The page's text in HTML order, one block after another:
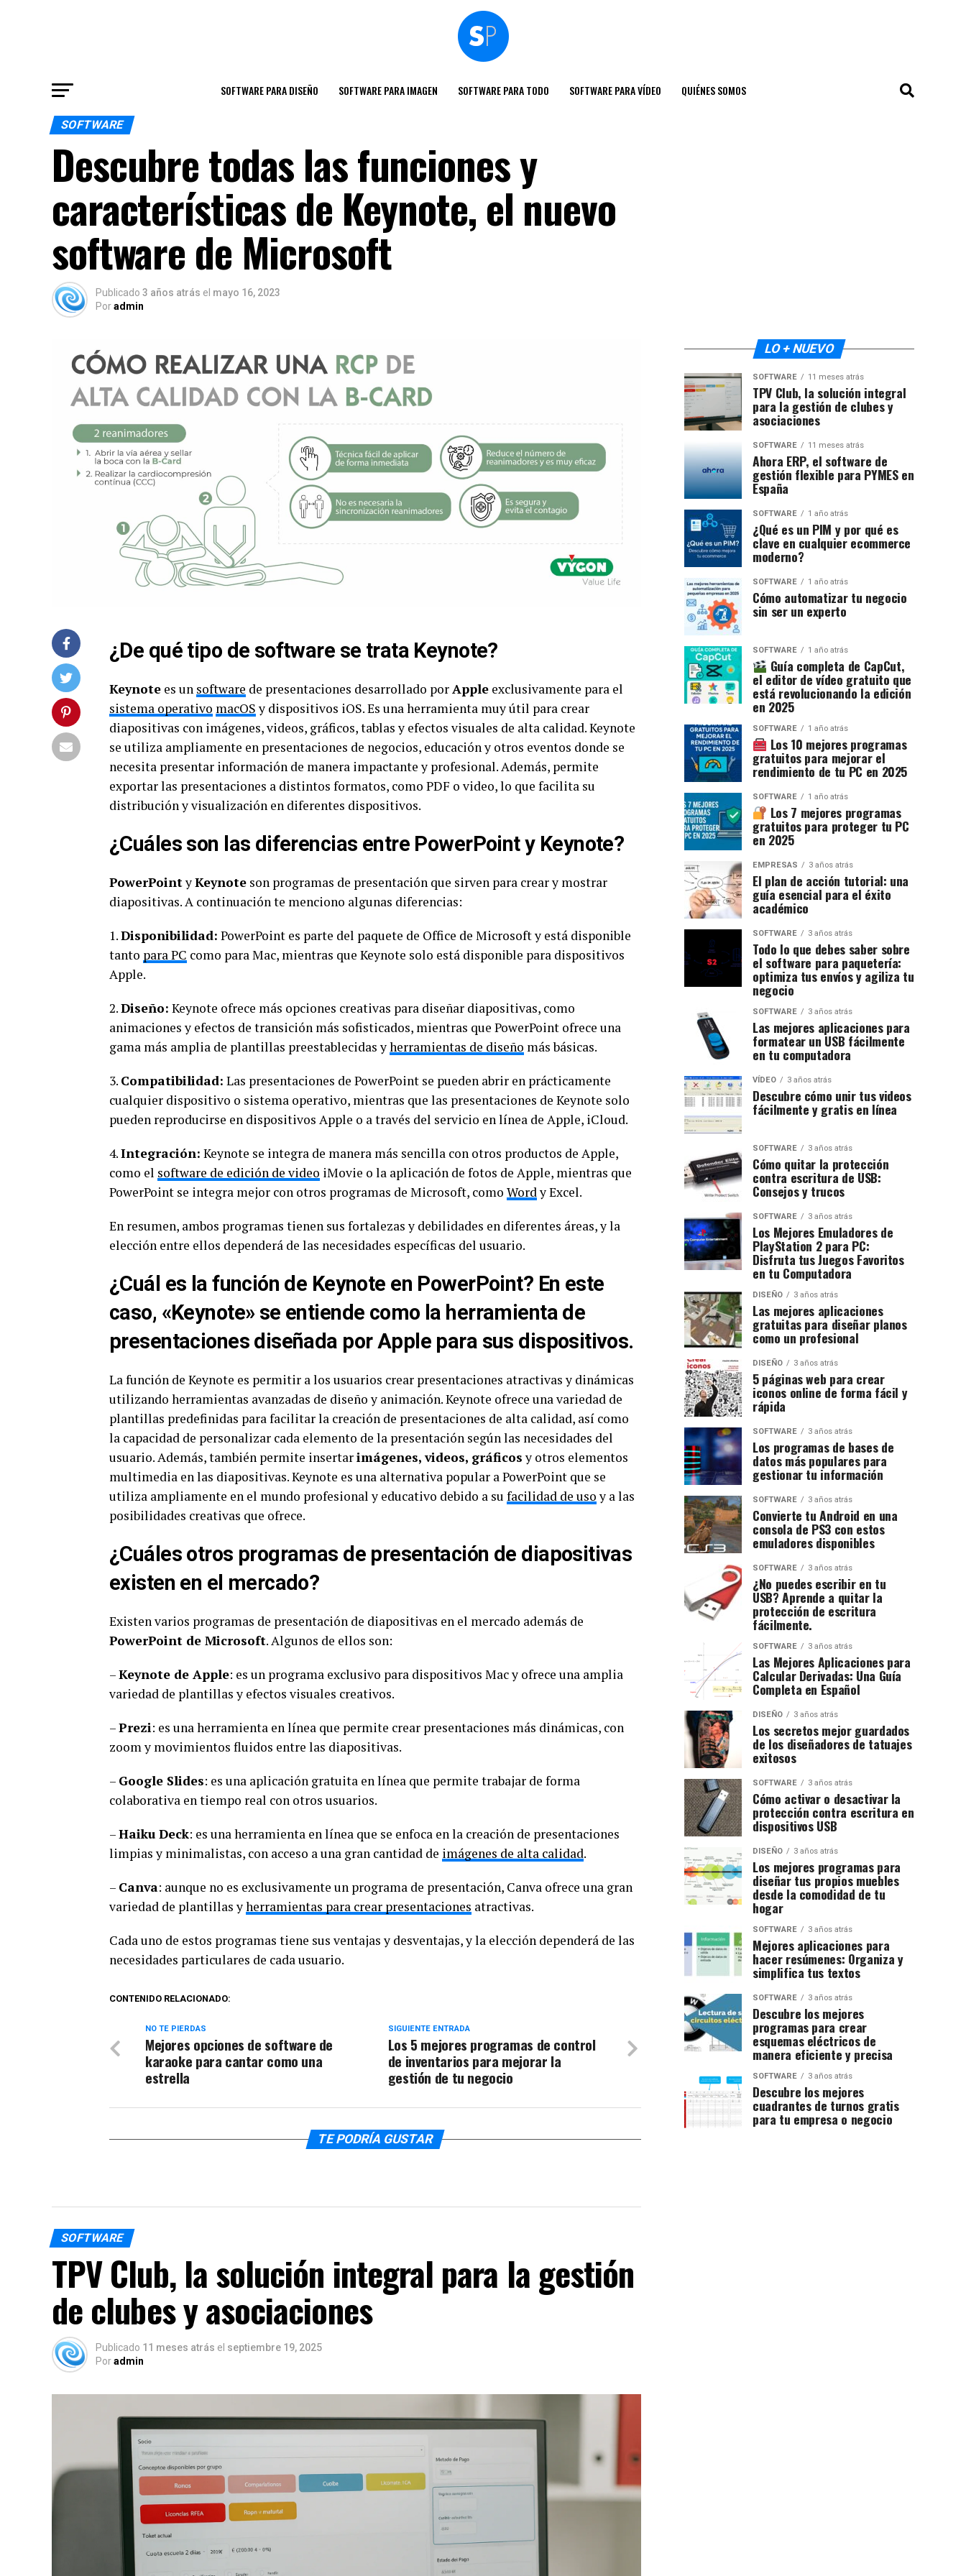
SOFTWARE PARA DISEÑO SOFTWARE PARA IMAGEN SOFTWARE PARA TODO SOFTWARE PARA VÍDEO QUIÉNES SOMOS
SOFTWARE
Descubre todas las funciones y
características de Keynote, el nuevo
software de Microsoft
Publicado 3 años atrás el mayo 16, 2023
Poradmin
¿De qué tipo de software se trata Keynote?
Keynote es un software de presentaciones desarrollado porApple exclusivamente para el
sistema operativo macOSy dispositivos iOS. Es una herramienta muy útil para crear
diapositivas con imágenes, videos, gráficos, tablas y efectos visuales de alta calidad. Keynote
se utiliza ampliamente en presentaciones de negocios, educación y otros eventos donde se
necesita presentar información de manera impactante y profesional. Además, permite
exportar las presentaciones a distintos formatos, como PDF o video, lo que facilita su
distribución y visualización en diferentes dispositivos.
¿Cuáles son las diferencias entre PowerPoint y Keynote?
PowerPointyKeynote son programas de presentación que sirven para crear y mostrar
diapositivas. A continuación te menciono algunas diferencias:
1.Disponibilidad: PowerPoint es parte del paquete de Office de Microsoft y está disponible
tanto para PC como para Mac, mientras que Keynote solo está disponible para dispositivos
Apple.
2.Diseño: Keynote ofrece más opciones creativas para diseñar diapositivas, como
animaciones y efectos de transición más sofisticados, mientras que PowerPoint ofrece una
gama más amplia de plantillas preestablecidas yherramientas de diseño más básicas.
3. Compatibilidad: Las presentaciones de PowerPoint se pueden abrir en prácticamente
cualquier dispositivo o sistema operativo, mientras que las presentaciones de Keynote solo
pueden reproducirse en dispositivos Apple o a través del servicio en línea de Apple, iCloud.
4.Integración: Keynote se integra de manera más sencilla con otros productos de Apple,
como el software de edición de video iMovie o la aplicación de fotos de Apple, mientras que
PowerPoint se integra mejor con otros programas de Microsoft, como Wordy Excel.
En resumen, ambos programas tienen sus fortalezas y debilidades en diferentes áreas, y la
elección entre ellos dependerá de las necesidades específicas del usuario.
¿Cuál es la función de Keynote en PowerPoint? En este
caso, «Keynote» se entiende como la herramienta de
presentaciones diseñada por Apple para sus dispositivos.
La función de Keynote es permitir a los usuarios crear presentaciones atractivas y dinámicas
utilizando herramientas avanzadas de diseño y animación. Keynote ofrece una variedad de
plantillas predefinidas para facilitar la creación de presentaciones de alta calidad, así como
la capacidad de personalizar cada elemento de la presentación según las necesidades del
usuario. Además, también permite insertarimágenes, videos, gráficosy otros elementos
multimedia en las diapositivas. Keynote es una alternativa popular a PowerPoint que se
utiliza ampliamente en el mundo profesional y educativo debido a su facilidad de usoy a las
posibilidades creativas que ofrece.
¿Cuáles otros programas de presentación de diapositivas
existen en el mercado?
Existen varios programas de presentación de diapositivas en el mercado además de
PowerPoint de Microsoft. Algunos de ellos son:
–Keynote de Apple: es un programa exclusivo para dispositivos Mac y ofrece una amplia
variedad de plantillas y efectos visuales creativos.
–Prezi: es una herramienta en línea que permite crear presentaciones más dinámicas, con
zoom y movimientos fluidos entre las diapositivas.
– Google Slides: es una aplicación gratuita en línea que permite trabajar de forma
colaborativa en tiempo real con otros usuarios.
–Haiku Deck: es una herramienta en línea que se enfoca en la creación de presentaciones
limpias y minimalistas, con acceso a una gran cantidad de imágenes de alta calidad.
– Canva: aunque no es exclusivamente un programa de presentación, Canva ofrece una gran
variedad de plantillas yherramientas para crear presentaciones atractivas.
Cada uno de estos programas tiene sus ventajas y desventajas, y la elección dependerá de las
necesidades particulares de cada usuario.
CONTENIDO RELACIONADO:
SIGUIENTE ENTRADA
Los 5 mejores programas de control
de inventarios para mejorar la
gestión de tu negocio
NO TE PIERDAS
Mejores opciones de software de
karaoke para cantar como una
estrella
TE PODRÍA GUSTAR
SOFTWARE
TPV Club, la solución integral para la gestión
de clubes y asociaciones
Publicado 11 meses atrás el septiembre 19, 2025
Poradmin
LO + NUEVO
SOFTWARE 11 meses atrás
TPV Club, la solución integral
para la gestión de clubes y
asociaciones
SOFTWARE 11 meses atrás
Ahora ERP, el software de
gestión flexible para PYMES en
España
SOFTWARE 1 año atrás
¿Qué es un PIM y por qué es
clave en cualquier ecommerce
moderno?
SOFTWARE 1 año atrás
Cómo automatizar tu negocio
sin ser un experto
SOFTWARE 1 año atrás
Guía completa de CapCut,
el editor de vídeo gratuito que
está revolucionando la edición
en 2025
SOFTWARE 1 año atrás
Los 10 mejores programas
gratuitos para mejorar el
rendimiento de tu PC en 2025
SOFTWARE 1 año atrás
Los 7 mejores programas
gratuitos para proteger tu PC
en 2025
EMPRESAS 3 años atrás
El plan de acción tutorial: una
guía esencial para el éxito
académico
SOFTWARE 3 años atrás
Todo lo que debes saber sobre
el software para paquetería:
optimiza tus envíos y agiliza tu
negocio
SOFTWARE 3 años atrás
Las mejores aplicaciones para
formatear un USB fácilmente
en tu computadora
VÍDEO 3 años atrás
Descubre cómo unir tus videos
fácilmente y gratis en línea
SOFTWARE 3 años atrás
Cómo quitar la protección
contra escritura de USB:
Consejos y trucos
SOFTWARE 3 años atrás
Los Mejores Emuladores de
PlayStation 2 para PC:
Disfruta tus Juegos Favoritos
en tu Computadora
DISEÑO 3 años atrás
Las mejores aplicaciones
gratuitas para diseñar planos
como un profesional
DISEÑO 3 años atrás
5 páginas web para crear
iconos online de forma fácil y
rápida
SOFTWARE 3 años atrás
Los programas de bases de
datos más populares para
gestionar tu información
SOFTWARE 3 años atrás
Convierte tu Android en una
consola de PS3 con estos
emuladores disponibles
SOFTWARE 3 años atrás
¿No puedes escribir en tu
USB? Aprende a quitar la
protección de escritura
fácilmente.
SOFTWARE 3 años atrás
Las Mejores Aplicaciones para
Calcular Derivadas: Una Guía
Completa en Español
DISEÑO 3 años atrás
Los secretos mejor guardados
de los diseñadores de tatuajes
exitosos
SOFTWARE 3 años atrás
Cómo activar o desactivar la
protección contra escritura en
dispositivos USB
DISEÑO 3 años atrás
Los mejores programas para
diseñar tus propios muebles
desde la comodidad de tu
hogar
SOFTWARE 3 años atrás
Mejores aplicaciones para
hacer resúmenes: Organiza y
simplifica tus textos
SOFTWARE 3 años atrás
Descubre los mejores
programas para crear
esquemas eléctricos de
manera eficiente y precisa
SOFTWARE 3 años atrás
Descubre los mejores
cuadrantes de turnos gratis
para tu empresa o negocio